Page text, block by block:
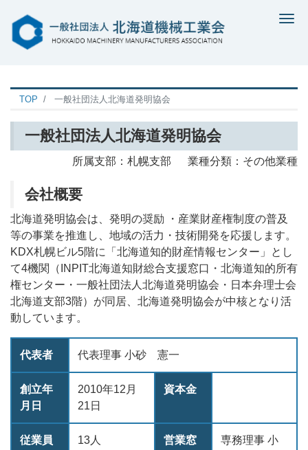
TOP 一般社団法人北海道発明協会
一般社団法人北海道発明協会
所属支部：札幌支部 業種分類：その他業種
会社概要
北海道発明協会は、発明の奨励 ・産業財産権制度の普及
等の事業を推進し、地域の活力・技術開発を応援します。
KDX札幌ビル5階に「北海道知的財産情報センター」とし
て4機関（INPIT北海道知財総合支援窓口・北海道知的所有
権センター・一般社団法人北海道発明協会・日本弁理士会
北海道支部3階）が同居、北海道発明協会が中核となり活
動しています。
代表者 代表理事 小砂 憲一
創立年
月日
2010年12月
21日
資本金
従業員
13人
営業窓
専務理事 小